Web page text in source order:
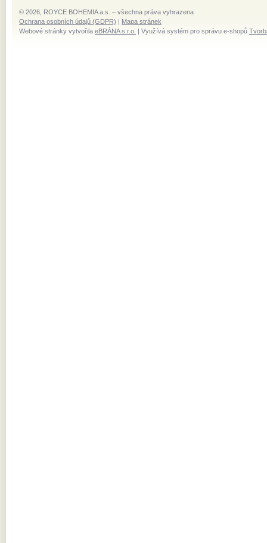
© 2026, ROYCE BOHEMIA a.s. – všechna práva vyhrazena
Ochrana osobních údajů (GDPR) | Mapa stránek
Webové stránky vytvořila eBRÁNA s.r.o. | Využívá systém pro správu e-shopů